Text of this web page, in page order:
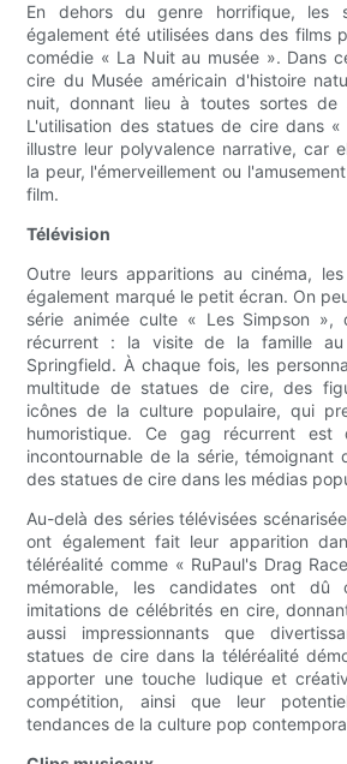
En dehors du genre horrifique, les
également été utilisées dans des films
comédie « La Nuit au musée ». Dans
cire du Musée américain d'histoire
nuit, donnant lieu à toutes sortes de
L'utilisation des statues de cire dans
illustre leur polyvalence narrative, car
la peur, l'émerveillement ou
film.
Télévision
Outre leurs apparitions au cinéma,
également marqué le petit écran. On
série animée culte « Les Simpson »,
récurrent : la visite de la famille
Springfield. À chaque fois, les
multitude de statues de cire, des
icônes de la culture populaire, qui
humoristique. Ce gag récurrent est
incontournable de la série, témoignant
des statues de cire dans les médias
Au-delà des séries télévisées
ont également fait leur apparition
téléréalité comme « RuPaul's Drag
mémorable, les candidates ont dû
imitations de célébrités en cire,
aussi impressionnants que
statues de cire dans la téléréalité
apporter une touche ludique et
compétition, ainsi que leur
tendances de la culture pop